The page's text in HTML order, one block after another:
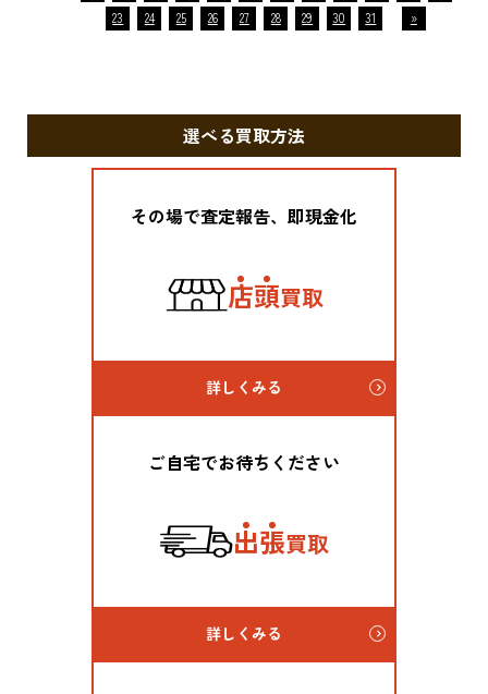
選べる買取方法
その場で査定報告、即現金化
店頭買取
詳しくみる
ご自宅でお待ちください
出張買取
詳しくみる
23
24 25 26 27 28 29 30 31 »